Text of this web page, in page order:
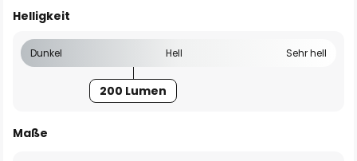
Helligkeit
Dunkel Hell Sehr hell
200 Lumen
Maße